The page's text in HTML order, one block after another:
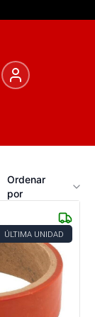
Ordenar
por
ÚLTIMA UNIDAD